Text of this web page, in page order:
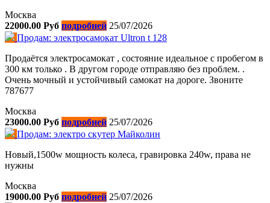
Москва
22000.00 Руб подробней 25/07/2026
Продам: электросамокат Ultron t 128
Продаётся электросамокат , состояние идеальное с пробегом в
300 км только . В другом городе отправляю без проблем. .
Очень мочный и устойчивый самокат на дороге. Звоните
787677
Москва
23000.00 Руб подробней 25/07/2026
Продам: электро скутер Майколин
Новый,1500w мощность колеса, гравировка 240w, права не
нужны
Москва
19000.00 Руб подробней 25/07/2026